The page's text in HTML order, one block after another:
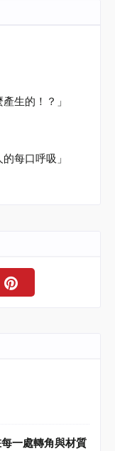
生的！？」
每口呼吸」
每一處轉角與材質